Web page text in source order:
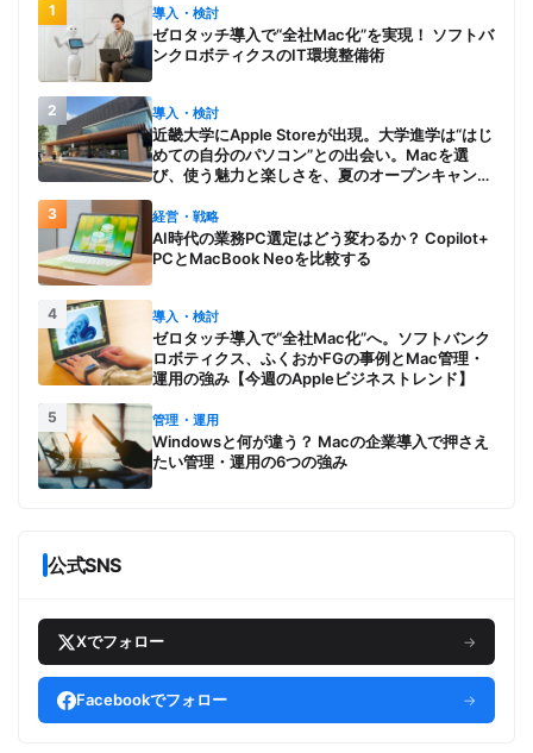
1 導入・検討
ゼロタッチ導入で“全社Mac化”を実現！ ソフトバ
ンクロボティクスのIT環境整備術
2 導入・検討
近畿大学にApple Storeが出現。大学進学は“はじ
めての自分のパソコン”との出会い。Macを選
び、使う魅力と楽しさを、夏のオープンキャンパ
3 経営・戦略
AI時代の業務PC選定はどう変わるか？ Copilot+
PCとMacBook Neoを比較する
4 導入・検討
ゼロタッチ導入で“全社Mac化”へ。ソフトバンク
ロボティクス、ふくおかFGの事例とMac管理・
運用の強み【今週のAppleビジネストレンド】
5 管理・運用
Windowsと何が違う？ Macの企業導入で押さえ
たい管理・運用の6つの強み
公式SNS
Xでフォロー →
Facebookでフォロー →